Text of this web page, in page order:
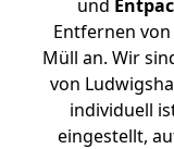
und
Entfernen
Müll an. Wir
von
individuell
eingestellt,